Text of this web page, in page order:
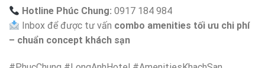
Hotline Phúc Chung: 0917 184 984
Inbox để được tư vấn combo amenities tối ưu chi phí
– chuẩn concept khách sạn